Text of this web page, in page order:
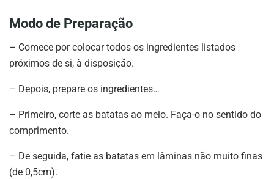
Modo de Preparação
– Comece por colocar todos os ingredientes listados
próximos de si, à disposição.
– Depois, prepare os ingredientes…
– Primeiro, corte as batatas ao meio. Faça-o no sentido do
comprimento.
– De seguida, fatie as batatas em lâminas não muito finas
(de 0,5cm).